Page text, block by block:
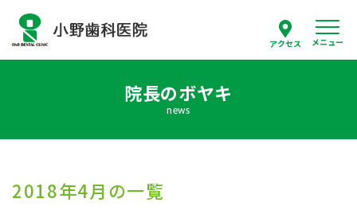
アクセス
院長のボヤキ
news
2018年4月の一覧
メニュー